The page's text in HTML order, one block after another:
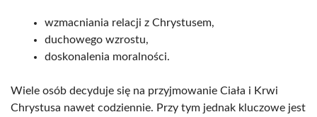
wzmacniania relacji z Chrystusem,
duchowego wzrostu,
doskonalenia moralności.
Wiele osób decyduje się na przyjmowanie Ciała i Krwi
Chrystusa nawet codziennie. Przy tym jednak kluczowe jest